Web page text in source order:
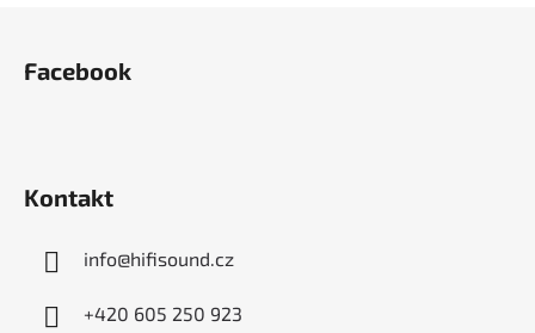
Facebook
Kontakt
info@hifisound.cz
+420 605 250 923